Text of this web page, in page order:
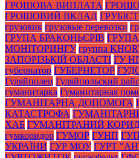
ГРОШОВА ВИПЛАТА
ГРОШОВИЙ ВКЛАД
грузовик грузовые перевозки
ГРУПА БРАКОНЬЄРІВ
МОНІТОРИНГУ группа
ЗАПОРІЗЬКІЙ ОБЛАСТІ ГУ НП
губернатор ГУБЕРНЕТОР
Гуляйполец Гуляйпольский
гуманитарка Гуманитарная
ГУМАНІТАРНА ДОПОМОГА
КАТАСТРОФА
ХАБ ГУМАНІТРАНИЙ
гумкоридор ГУМОР ГУНП
УКРАЇНИ ГУР МОУ ГУРТ